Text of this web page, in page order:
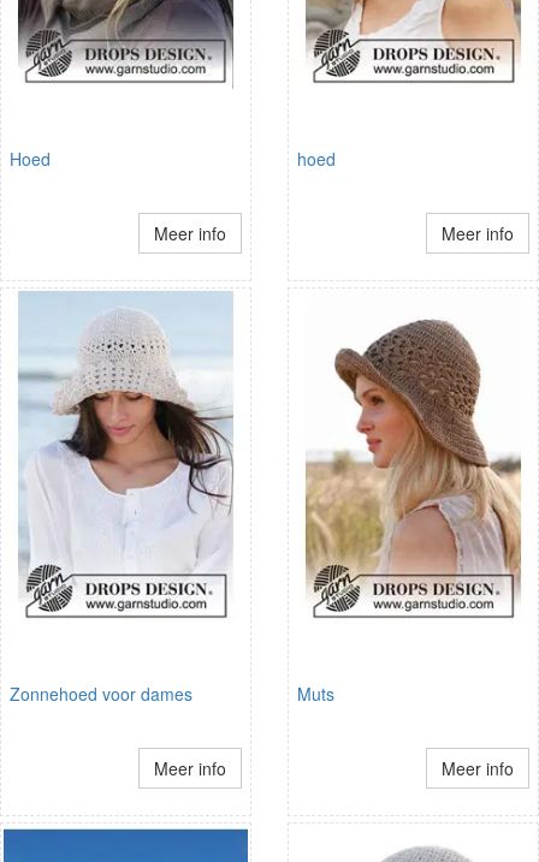
Hoed
Meer info
hoed
Meer info
Zonnehoed voor dames
Meer info
Muts
Meer info